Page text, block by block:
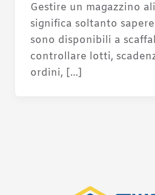
Gestire un magazzino
significa soltanto
sono disponibili a
controllare lotti,
ordini, […]